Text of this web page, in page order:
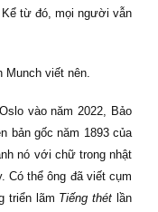
từ đó, mọi người vẫn
Munch viết nên.
vào năm 2022, Bảo
bản gốc năm 1893 của
nó với chữ trong nhật
Có thể ông đã viết cụm
triển lãm Tiếng thét lần